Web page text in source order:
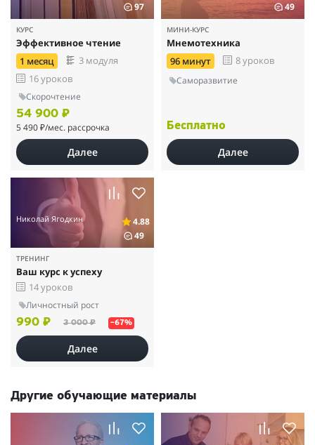
97
КУРС
Эффективное чтение
1 месяц
3 модуля
16 уроков
Скорочтение
54 900 ₽
5 490 ₽/мес. рассрочка
Далее
49
МИНИ-КУРС
Мнемотехника
96 минут
8 уроков
Саморазвитие
Бесплатно
Далее
Николай Ягодкин
4.88
49
ТРЕНИНГ
Ваш курс к успеху
14 уроков
Личностный рост
990 ₽ 3 000 ₽ –67%
Далее
Другие обучающие материалы